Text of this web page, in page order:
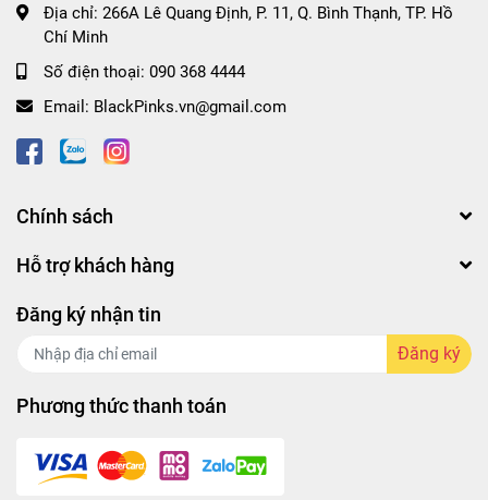
Địa chỉ: 266A Lê Quang Định, P. 11, Q. Bình Thạnh, TP. Hồ
Chí Minh
Số điện thoại: 090 368 4444
Email: BlackPinks.vn@gmail.com
Chính sách
Hỗ trợ khách hàng
Đăng ký nhận tin
Đăng ký
Phương thức thanh toán